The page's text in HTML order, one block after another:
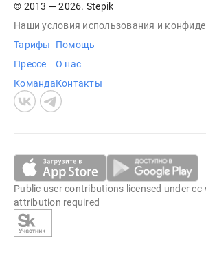
© 2013 — 2026. Stepik
Наши условия использования и
Тарифы
Прессе
Команда
Помощь
О нас
Контакты
Public user contributions licensed under
attribution required